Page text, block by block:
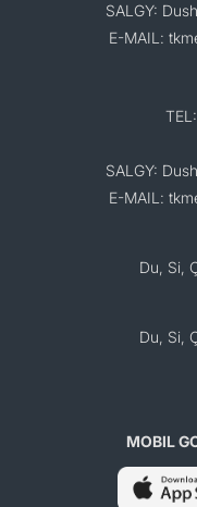
SALGY:
E-MAIL:
SALGY:
E-MAIL:
Du, Si,
Du, Si,
MOBIL